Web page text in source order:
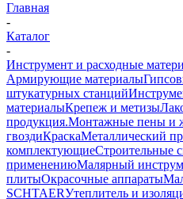
Главная
-
Каталог
-
Инструмент и расходные
Армирующие материалы
штукатурных станций
материалыКрепеж и метизы
продукция.Монтажные пены и
гвоздиКраскаМеталлический
комплектующиеСтроительные
применениюМалярный
плитыОкрасочные аппараты
SCHTAERУтеплитель и